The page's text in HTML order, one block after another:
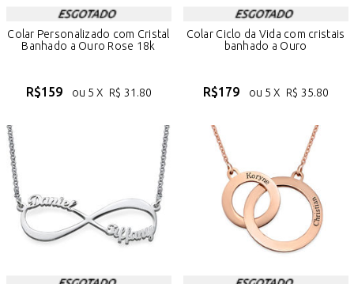
Colar Personalizado com Cristal
Banhado a Ouro Rose 18k
R$159 ou 5 X R$ 31.80
Colar Ciclo da Vida com cristais
banhado a Ouro
R$179 ou 5 X R$ 35.80